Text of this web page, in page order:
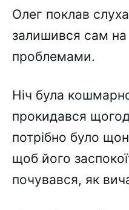
Олег поклав
залишився сам на
проблемами.
Ніч була
прокидався
потрібно було
щоб його
почувався, як